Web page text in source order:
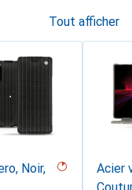
Tout afficher
Noir,
Acier